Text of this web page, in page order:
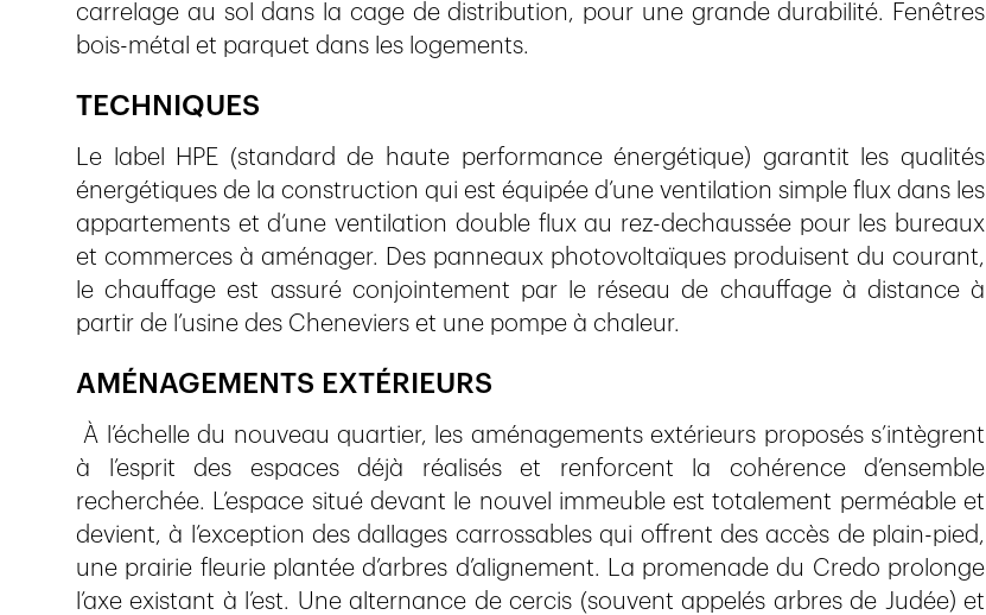
carrelage au sol dans la cage de distribution, pour une grande durabilité. Fenêtres
bois-métal et parquet dans les logements.
TECHNIQUES
Le label HPE (standard de haute performance énergétique) garantit les qualités
énergétiques de la construction qui est équipée d’une ventilation simple flux dans les
appartements et d’une ventilation double flux au rez-dechaussée pour les bureaux
et commerces à aménager. Des panneaux photovoltaïques produisent du courant,
le chauffage est assuré conjointement par le réseau de chauffage à distance à
partir de l’usine des Cheneviers et une pompe à chaleur.
AMÉNAGEMENTS EXTÉRIEURS
À l’échelle du nouveau quartier, les aménagements extérieurs proposés s’intègrent
à l’esprit des espaces déjà réalisés et renforcent la cohérence d’ensemble
recherchée. L’espace situé devant le nouvel immeuble est totalement perméable et
devient, à l’exception des dallages carrossables qui offrent des accès de plain-pied,
une prairie fleurie plantée d’arbres d’alignement. La promenade du Credo prolonge
l’axe existant à l’est. Une alternance de cercis (souvent appelés arbres de Judée) et